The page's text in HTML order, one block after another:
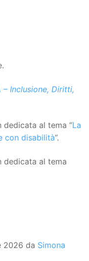
– Inclusione, Diritti,
dedicata al tema “La
con disabilità”.
dedicata al tema
2026 da Simona